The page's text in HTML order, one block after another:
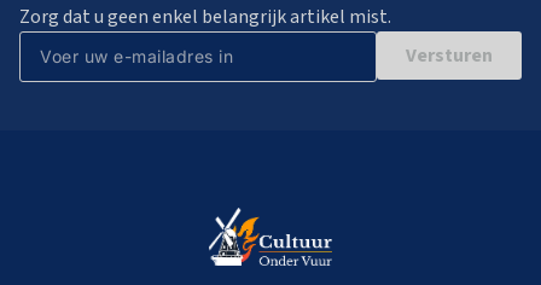
Zorg dat u geen enkel belangrijk artikel mist.
Versturen